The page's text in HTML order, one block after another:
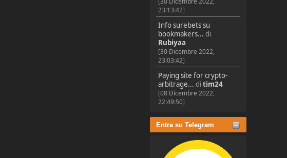
23:13:42]
Info surebets su
bookmakers... di
Rubiyaa
[30 Dicembre 2022,
23:03:42]
Paying site for crypto-
arbitrage... ditim24
[08 Dicembre 2022,
22:49:50]
Entra su Telegram